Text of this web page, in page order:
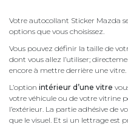
Votre autocollant Sticker Mazda
options que vous choisissez.
Vous pouvez définir la taille de
dont vous allez l’utiliser;
encore à mettre derrière une vitre.
L’option intérieur d’une vitre
votre véhicule ou de votre vitrine
l’extérieur. La partie adhésive de
que le visuel. Et si un lettrage est